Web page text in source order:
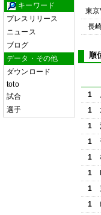
キーワード
プレスリリース
ニュース
ブログ
データ・その他
ダウンロード
toto
試合
選手
東京
長
順
1
1
1
1
1
1
1
1